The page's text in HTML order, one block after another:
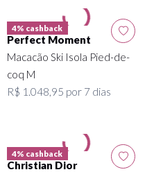
4% cashback
Perfect Moment
Macacão Ski Isola Pied-de-
coq M
R$ 1.048,95 por 7 dias
4% cashback
Christian Dior